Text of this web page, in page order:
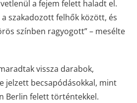
a fejem felett haladt el.
szakadozott felhők között, és
színben ragyogott” – mesélte
vissza darabok,
jelzett becsapódásokkal, mint
Berlin felett történtekkel.